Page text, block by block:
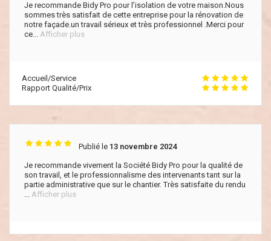
Je recommande Bidy Pro pour l’isolation de votre maison.Nous
sommes très satisfait de cette entreprise pour la rénovation de
notre façade.un travail sérieux et très professionnel .Merci pour
ce... Afficher plus
Accueil/Service
Rapport Qualité/Prix
Publié le 13 novembre 2024
Je recommande vivement la Société Bidy Pro pour la qualité de
son travail, et le professionnalisme des intervenants tant sur la
partie administrative que sur le chantier. Très satisfaite du rendu
... Afficher plus